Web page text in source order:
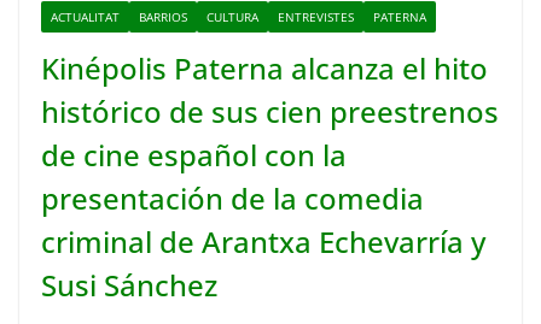
ACTUALITAT BARRIOS CULTURA ENTREVISTES PATERNA
Kinépolis Paterna alcanza el hito
histórico de sus cien preestrenos
de cine español con la
presentación de la comedia
criminal de Arantxa Echevarría y
Susi Sánchez